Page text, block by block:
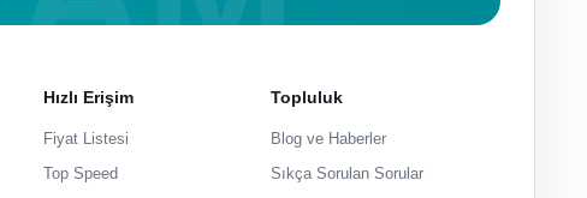
Hızlı Erişim
Fiyat Listesi
Top Speed
Topluluk
Blog ve Haberler
Sıkça Sorulan Sorular